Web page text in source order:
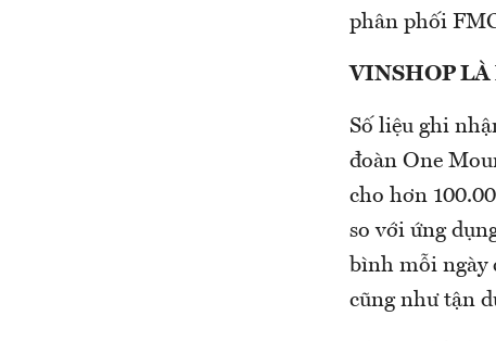
phân phối
VINSHOP LÀ
Số liệu ghi
đoàn One
cho hơn
so với ứng
bình mỗi ngày
cũng như tận